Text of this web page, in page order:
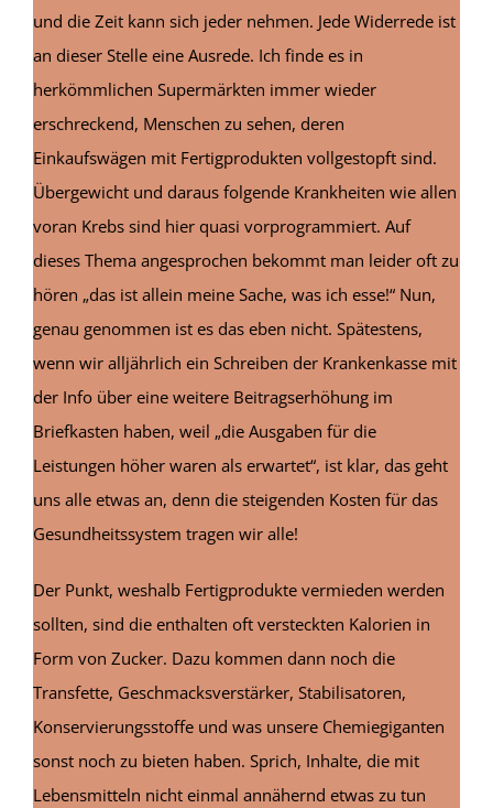
und die Zeit kann sich jeder nehmen. Jede Widerrede ist
an dieser Stelle eine Ausrede. Ich finde es in
herkömmlichen Supermärkten immer wieder
erschreckend, Menschen zu sehen, deren
Einkaufswägen mit Fertigprodukten vollgestopft sind.
Übergewicht und daraus folgende Krankheiten wie allen
voran Krebs sind hier quasi vorprogrammiert. Auf
dieses Thema angesprochen bekommt man leider oft zu
hören „das ist allein meine Sache, was ich esse!“ Nun,
genau genommen ist es das eben nicht. Spätestens,
wenn wir alljährlich ein Schreiben der Krankenkasse mit
der Info über eine weitere Beitragserhöhung im
Briefkasten haben, weil „die Ausgaben für die
Leistungen höher waren als erwartet“, ist klar, das geht
uns alle etwas an, denn die steigenden Kosten für das
Gesundheitssystem tragen wir alle!
Der Punkt, weshalb Fertigprodukte vermieden werden
sollten, sind die enthalten oft versteckten Kalorien in
Form von Zucker. Dazu kommen dann noch die
Transfette, Geschmacksverstärker, Stabilisatoren,
Konservierungsstoffe und was unsere Chemiegiganten
sonst noch zu bieten haben. Sprich, Inhalte, die mit
Lebensmitteln nicht einmal annähernd etwas zu tun